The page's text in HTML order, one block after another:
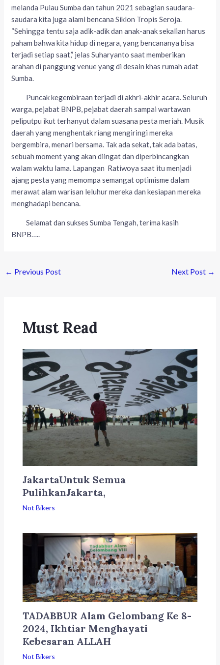
melanda Pulau Sumba dan tahun 2021 sebagian saudara-
saudara kita juga alami bencana Siklon Tropis Seroja.
“Sehingga tentu saja adik-adik dan anak-anak sekalian harus
paham bahwa kita hidup di negara, yang bencananya bisa
terjadi setiap saat,” jelas Suharyanto saat memberikan
arahan di panggung venue yang di desain khas rumah adat
Sumba.
Puncak kegembiraan terjadi di akhri-akhir acara. Seluruh
warga, pejabat BNPB, pejabat daerah sampai wartawan
peliputpu ikut terhanyut dalam suasana pesta meriah. Musik
daerah yang menghentak riang mengiringi mereka
bergembira, menari bersama. Tak ada sekat, tak ada batas,
sebuah moment yang akan diingat dan diperbincangkan
walam waktu lama. Lapangan Ratiwoya saat itu menjadi
ajang pesta yang memompa semangat optimisme dalam
merawat alam warisan leluhur mereka dan kesiapan mereka
menghadapi bencana.
Selamat dan sukses Sumba Tengah, terima kasih
BNPB…..
← Previous Post Next Post →
Must Read
JakartaUntuk Semua
PulihkanJakarta,
Not Bikers
TADABBUR Alam Gelombang Ke 8-
2024, Ikhtiar Menghayati
Kebesaran ALLAH
Not Bikers